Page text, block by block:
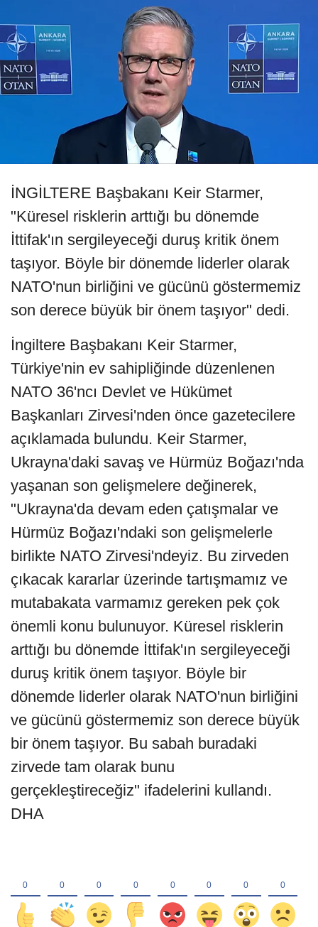
İNGİLTERE Başbakanı Keir Starmer,
"Küresel risklerin arttığı bu dönemde
İttifak'ın sergileyeceği duruş kritik önem
taşıyor. Böyle bir dönemde liderler olarak
NATO'nun birliğini ve gücünü göstermemiz
son derece büyük bir önem taşıyor" dedi.
İngiltere Başbakanı Keir Starmer,
Türkiye'nin ev sahipliğinde düzenlenen
NATO 36'ncı Devlet ve Hükümet
Başkanları Zirvesi'nden önce gazetecilere
açıklamada bulundu. Keir Starmer,
Ukrayna'daki savaş ve Hürmüz Boğazı'nda
yaşanan son gelişmelere değinerek,
"Ukrayna'da devam eden çatışmalar ve
Hürmüz Boğazı'ndaki son gelişmelerle
birlikte NATO Zirvesi'ndeyiz. Bu zirveden
çıkacak kararlar üzerinde tartışmamız ve
mutabakata varmamız gereken pek çok
önemli konu bulunuyor. Küresel risklerin
arttığı bu dönemde İttifak'ın sergileyeceği
duruş kritik önem taşıyor. Böyle bir
dönemde liderler olarak NATO'nun birliğini
ve gücünü göstermemiz son derece büyük
bir önem taşıyor. Bu sabah buradaki
zirvede tam olarak bunu
gerçekleştireceğiz" ifadelerini kullandı.
DHA